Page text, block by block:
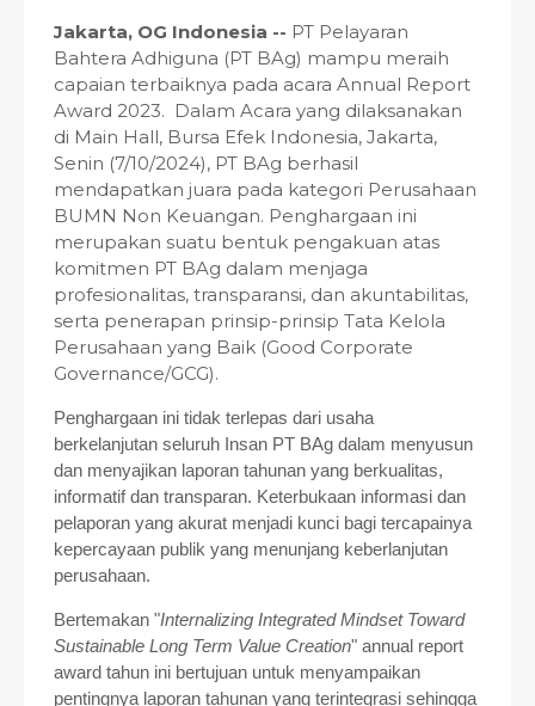
Jakarta, OG Indonesia -- PT Pelayaran
Bahtera Adhiguna (PT BAg) mampu meraih
capaian terbaiknya pada acara Annual Report
Award 2023. Dalam Acara yang dilaksanakan
di Main Hall, Bursa Efek Indonesia, Jakarta,
Senin (7/10/2024), PT BAg berhasil
mendapatkan juara pada kategori Perusahaan
BUMN Non Keuangan. Penghargaan ini
merupakan suatu bentuk pengakuan atas
komitmen PT BAg dalam menjaga
profesionalitas, transparansi, dan akuntabilitas,
serta penerapan prinsip-prinsip Tata Kelola
Perusahaan yang Baik (Good Corporate
Governance/GCG).
Penghargaan ini tidak terlepas dari usaha
berkelanjutan seluruh Insan PT BAg dalam menyusun
dan menyajikan laporan tahunan yang berkualitas,
informatif dan transparan. Keterbukaan informasi dan
pelaporan yang akurat menjadi kunci bagi tercapainya
kepercayaan publik yang menunjang keberlanjutan
perusahaan.
Bertemakan "Internalizing Integrated Mindset Toward
Sustainable Long Term Value Creation" annual report
award tahun ini bertujuan untuk menyampaikan
pentingnya laporan tahunan yang terintegrasi sehingga